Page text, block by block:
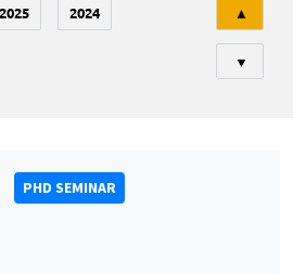
2025 2024 ▲
▼
PHD SEMINAR